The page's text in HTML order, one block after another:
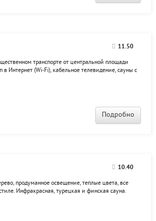
11.50
транспорте от центральной площади
Интернет (Wi-Fi), кабельное телевидение, сауны с
с удобствами,
Подробно
10.40
продуманное освещение, теплые цвета, все
Инфракрасная, турецкая и финская сауна.
для молодоженов. В каждом номере